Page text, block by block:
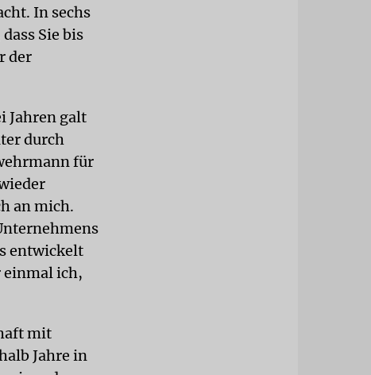
In sechs
Sie bis
der
Jahren galt
durch
für
an mich.
entwickelt
einmal ich,
mit
Jahre in